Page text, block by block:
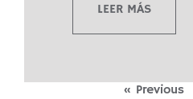
LEER MÁS
« Previous